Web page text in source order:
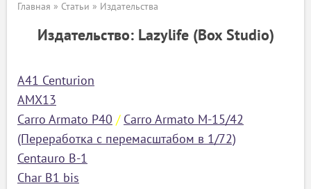
Главная » Статьи » Издательства
Издательство: Lazylife (Box Studio)
A41 Centurion
AMX13
Carro Armato P40 / Carro Armato M-15/42
(Переработка с перемасштабом в 1/72)
Centauro B-1
Char B1 bis